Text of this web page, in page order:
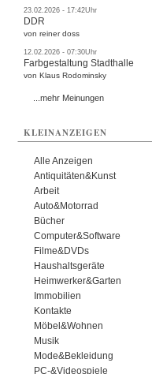
23.02.2026 - 17:42Uhr
DDR
von reiner doss
12.02.2026 - 07:30Uhr
Farbgestaltung Stadthalle
von Klaus Rodominsky
...mehr Meinungen
KLEINANZEIGEN
Alle Anzeigen
Antiquitäten&Kunst
Arbeit
Auto&Motorrad
Bücher
Computer&Software
Filme&DVDs
Haushaltsgeräte
Heimwerker&Garten
Immobilien
Kontakte
Möbel&Wohnen
Musik
Mode&Bekleidung
PC-&Videospiele